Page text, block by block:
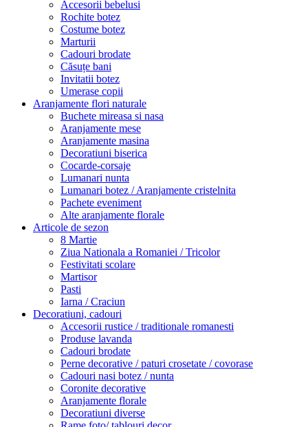
Accesorii bebelusi
Rochite botez
Costume botez
Marturii
Cadouri brodate
Căsuțe bani
Invitatii botez
Umerase copii
Aranjamente flori naturale
Buchete mireasa si nasa
Aranjamente mese
Aranjamente masina
Decoratiuni biserica
Cocarde-corsaje
Lumanari nunta
Lumanari botez / Aranjamente cristelnita
Pachete eveniment
Alte aranjamente florale
Articole de sezon
8 Martie
Ziua Nationala a Romaniei / Tricolor
Festivitati scolare
Martisor
Pasti
Iarna / Craciun
Decoratiuni, cadouri
Accesorii rustice / traditionale romanesti
Produse lavanda
Cadouri brodate
Perne decorative / paturi crosetate / covorase
Cadouri nasi botez / nunta
Coronite decorative
Aranjamente florale
Decoratiuni diverse